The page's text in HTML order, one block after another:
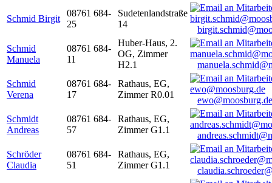
Schmid Birgit
08761 684-
25
Sudetenlandstraße
14
Schmid
Manuela
08761 684-
11
Huber-Haus, 2.
OG, Zimmer
H2.1
Schmid
Verena
08761 684-
17
Rathaus, EG,
Zimmer R0.01
ewo@moosburg.de
Schmidt
Andreas
08761 684-
57
Rathaus, EG,
Zimmer G1.1
Schröder
Claudia
08761 684-
51
Rathaus, EG,
Zimmer G1.1